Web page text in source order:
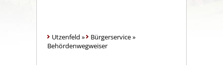
Utzenfeld » Bürgerservice»
Behördenwegweiser